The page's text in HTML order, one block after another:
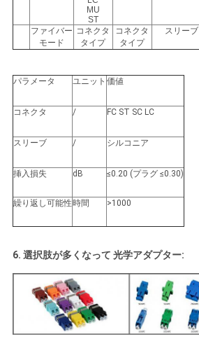
MU
ST
ファイバー
モード
コネクタ
タイプ
コネクタ
タイプ
スリーブ
パラメータ ユニット 価値
コネクタ / FC ST SC LC
スリーブ / シルコニア
挿入損失 dB ≤0.20 (プラグ ≤0.30)
繰り返し可能性時間 >1000
6. 選択肢が多くなって 光学アダプター: